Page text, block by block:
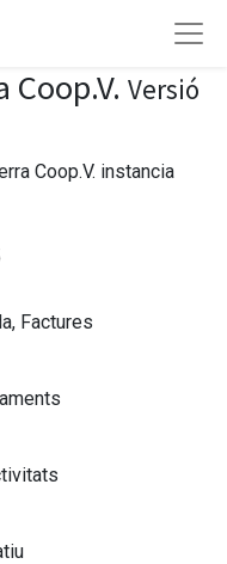
Versió
Coop.V. instancia
Factures